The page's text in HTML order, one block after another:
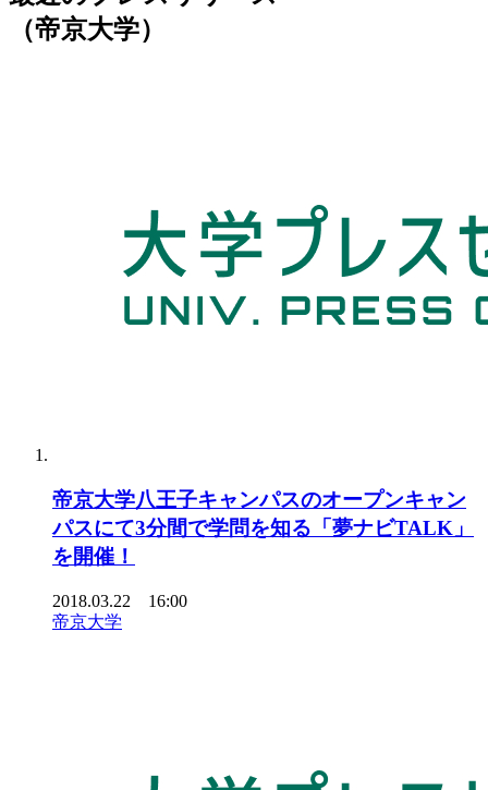
（帝京大学）
帝京大学八王子キャンパスのオープンキャン
パスにて3分間で学問を知る「夢ナビTALK」
を開催！
2018.03.22 16:00
帝京大学